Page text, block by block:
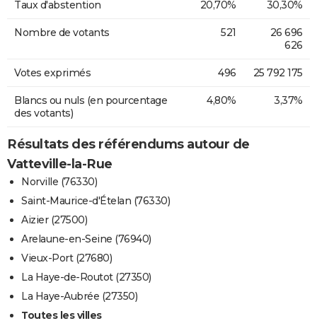
Taux d'abstention 20,70% 30,30%
Nombre de votants 521
26 696
626
Votes exprimés 496 25 792 175
Blancs ou nuls (en pourcentage
des votants)
4,80% 3,37%
Résultats des référendums autour de
Vatteville-la-Rue
Norville (76330)
Saint-Maurice-d'Ételan (76330)
Aizier (27500)
Arelaune-en-Seine (76940)
Vieux-Port (27680)
La Haye-de-Routot (27350)
La Haye-Aubrée (27350)
Toutes les villes